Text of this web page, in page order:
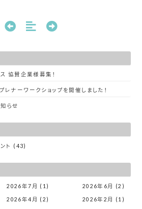
協賛企業様募集！
レナーワークショップを開催しました！
らせ
ト (43)
2026年7月 (1) 2026年6月 (2)
2026年4月 (2) 2026年2月 (1)